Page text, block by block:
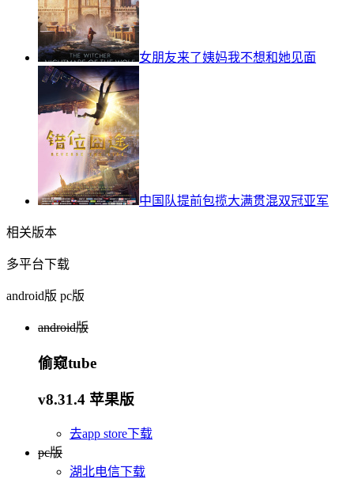
女朋友来了姨妈我不想和她见面
中国队提前包揽大满贯混双冠亚军
相关版本
多平台下载
android版 pc版
android版
偷窥tube
v8.31.4 苹果版
去app store下载
pc版
湖北电信下载